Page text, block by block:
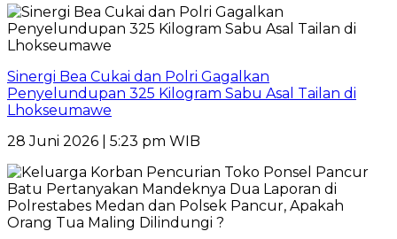
Sinergi Bea Cukai dan Polri Gagalkan
Penyelundupan 325 Kilogram Sabu Asal Tailan di
Lhokseumawe
28 Juni 2026 | 5:23 pm WIB